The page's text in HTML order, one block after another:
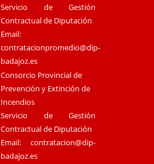
Servicio de Gestión
Contractual de Diputación
Email:
contratacionpromedio@dip-
badajoz.es
Consorcio Provincial de
Prevención y Extinción de
Incendios
Servicio de Gestión
Contractual de Diputación
Email:contratacion@dip-
badajoz.es